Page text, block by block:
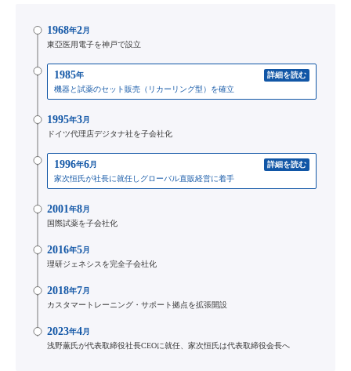
1968年2月
東亞医用電子を神戸で設立
1985年
詳細を読む
機器と試薬のセット販売（リカーリング型）を確立
1995年3月
ドイツ代理店デジタナ社を子会社化
1996年6月
詳細を読む
家次恒氏が社長に就任しグローバル直販経営に着手
2001年8月
国際試薬を子会社化
2016年5月
理研ジェネシスを完全子会社化
2018年7月
カスタマートレーニング・サポート拠点を拡張開設
2023年4月
浅野薫氏が代表取締役社長CEOに就任、家次恒氏は代表取締役会長へ